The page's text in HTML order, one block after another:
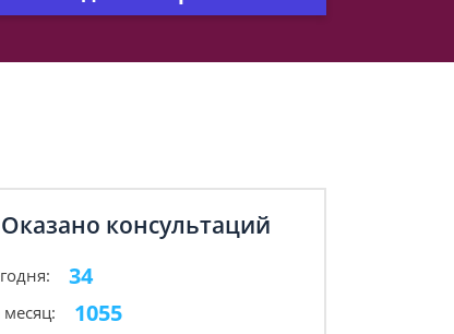
Оказано консультаций
34
месяц: 1055